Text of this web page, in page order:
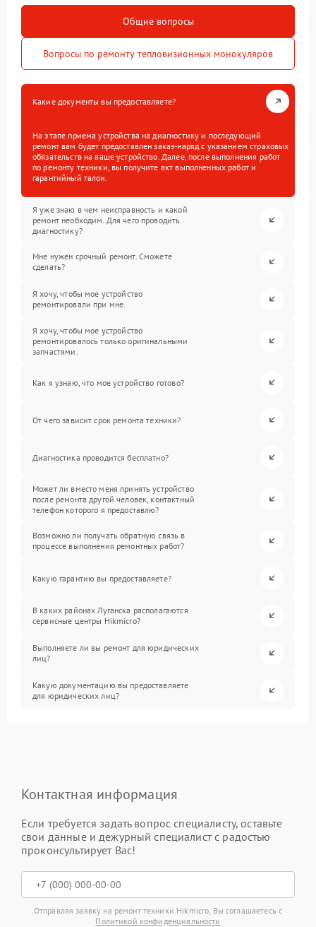
Общие вопросы
Вопросы по ремонту тепловизионных монокуляров
Какие документы вы предоставляете?
На этапе приема устройства на диагностику и последующий
ремонт вам будет предоставлен заказ-наряд с указанием страховых
обязательств на ваше устройство. Далее, после выполнения работ
по ремонту техники, вы получите акт выполненных работ и
гарантийный талон.
Я уже знаю в чем неисправность и какой
ремонт необходим. Для чего проводить
диагностику?
Мне нужен срочный ремонт. Сможете
сделать?
Я хочу, чтобы мое устройство
ремонтировали при мне.
Я хочу, чтобы мое устройство
ремонтировалось только оригинальными
запчастями.
Как я узнаю, что мое устройство готово?
От чего зависит срок ремонта техники?
Диагностика проводится бесплатно?
Может ли вместо меня принять устройство
после ремонта другой человек, контактный
телефон которого я предоставлю?
Возможно ли получать обратную связь в
процессе выполнения ремонтных работ?
Какую гарантию вы предоставляете?
В каких районах Луганска располагаются
сервисные центры Hikmicro?
Выполняете ли вы ремонт для юридических
лиц?
Какую документацию вы предоставляете
для юридических лиц?
Контактная информация
Если требуется задать вопрос специалисту, оставьте
свои данные и дежурный специалист с радостью
проконсультирует Вас!
Отправляя заявку на ремонт техники Hikmicro, Вы соглашаетесь с
Политикой конфиденциальности